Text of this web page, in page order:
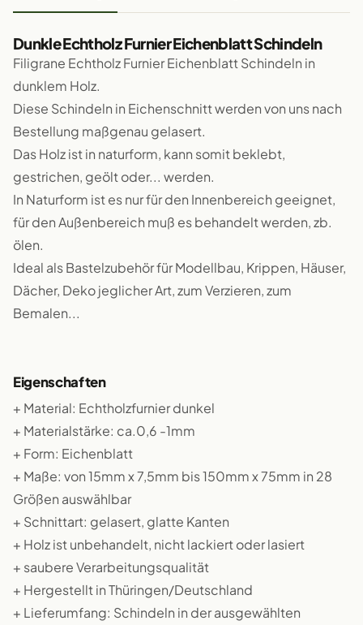
Dunkle Echtholz Furnier Eichenblatt Schindeln
Filigrane Echtholz Furnier Eichenblatt Schindeln in
dunklem Holz.
Diese Schindeln in Eichenschnitt werden von uns nach
Bestellung maßgenau gelasert.
Das Holz ist in naturform, kann somit beklebt,
gestrichen, geölt oder... werden.
In Naturform ist es nur für den Innenbereich geeignet,
für den Außenbereich muß es behandelt werden, zb.
ölen.
Ideal als Bastelzubehör für Modellbau, Krippen, Häuser,
Dächer, Deko jeglicher Art, zum Verzieren, zum
Bemalen...
Eigenschaften
+ Material: Echtholzfurnier dunkel
+ Materialstärke: ca.0,6 -1mm
+ Form: Eichenblatt
+ Maße: von 15mm x 7,5mm bis 150mm x 75mm in 28
Größen auswählbar
+ Schnittart: gelasert, glatte Kanten
+ Holz ist unbehandelt, nicht lackiert oder lasiert
+ saubere Verarbeitungsqualität
+ Hergestellt in Thüringen/Deutschland
+ Lieferumfang: Schindeln in der ausgewählten